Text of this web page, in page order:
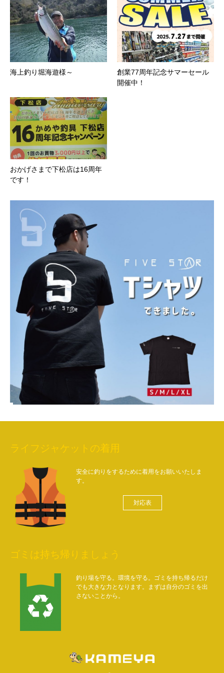
海上釣り堀海遊様～
創業77周年記念サマーセール
開催中！
おかげさまで下松店は16周年
です！
ライフジャケットの着用
安全に釣りをするために着用をお願いいたしま
す。
対応表
ゴミは持ち帰りましょう
釣り場を守る。環境を守る。ゴミを持ち帰るだけ
でも大きな力となります。まずは自分のゴミを出
さないことから。